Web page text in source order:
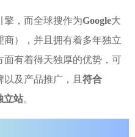
擎，而全球搜作为Google大
），并且拥有着多年独立
有着得天独厚的优势，可
及产品推广，且 符合
立站。